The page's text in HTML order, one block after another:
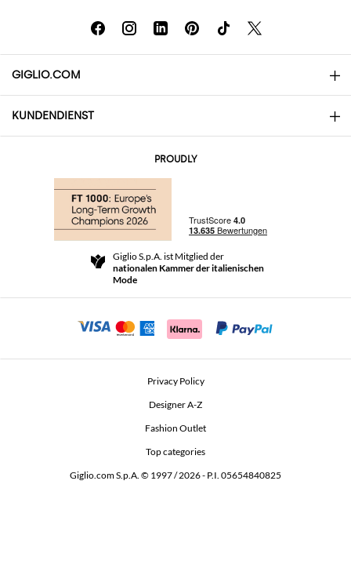
GIGLIO.COM
Über uns
Community Store
Beauty Seekers VIP Club
KUNDENDIENST
Rückgabe und Rückerstattungen
Geschäftsbedingungen
For a safe shopping experience
Security Communication
PROUDLY
Giglio S.p.A. ist Mitglied der
nationalen Kammer der italienischen
Mode
Privacy Policy
Designer A-Z
Fashion Outlet
Top categories
Giglio.com S.p.A. © 1997 / 2026 - P.I. 05654840825